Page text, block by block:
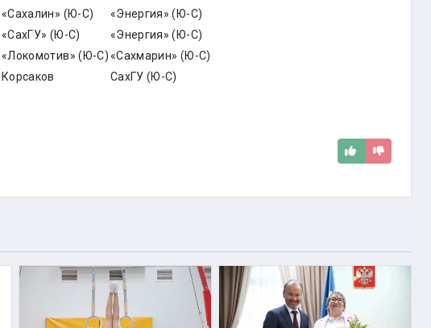
«Сахалин» (Ю-С)
«Энергия» (Ю-С)
«СахГУ» (Ю-С)
«Энергия» (Ю-С)
«Локомотив» (Ю-С)«Сахмарин» (Ю-С)
Корсаков СахГУ (Ю-С)